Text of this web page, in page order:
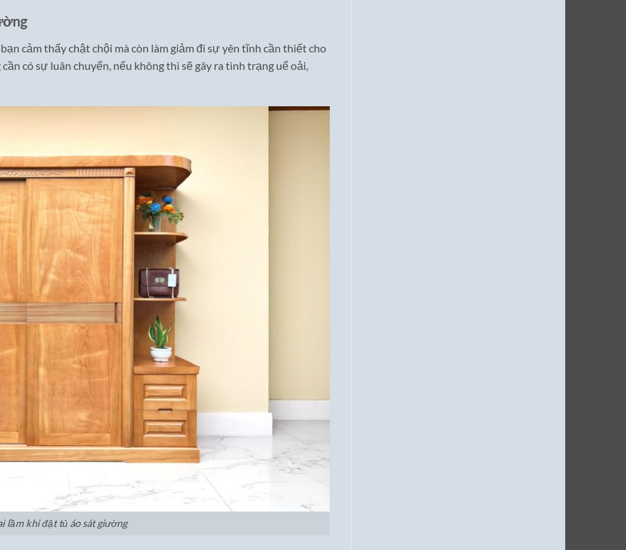
cảm thấy chật chội mà còn làm giảm đi sự yên tĩnh cần thiết cho
có sự luân chuyển, nếu không thì sẽ gây ra tình trạng uể oải,
lầm khi đặt tủ áo sát giường